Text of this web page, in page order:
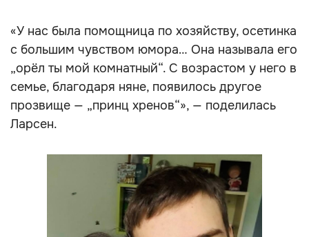
«У нас была помощница по хозяйству, осетинка
с большим чувством юмора… Она называла его
„орёл ты мой комнатный“. С возрастом у него в
семье, благодаря няне, появилось другое
прозвище — „принц хренов“», — поделилась
Ларсен.